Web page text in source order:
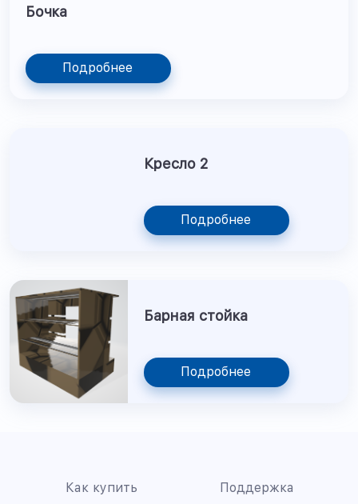
Бочка
Подробнее
Кресло 2
Подробнее
Барная стойка
Подробнее
Как купить Поддержка